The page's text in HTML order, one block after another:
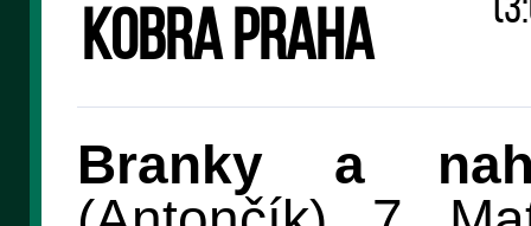
Kobra Praha
Branky a